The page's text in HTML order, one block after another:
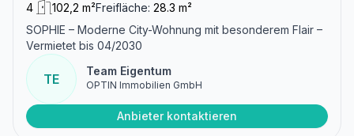
4 102,2 m²Freifläche: 28.3 m²
SOPHIE – Moderne City-Wohnung mit besonderem Flair –
Vermietet bis 04/2030
TE
Team Eigentum
OPTIN Immobilien GmbH
Anbieter kontaktieren